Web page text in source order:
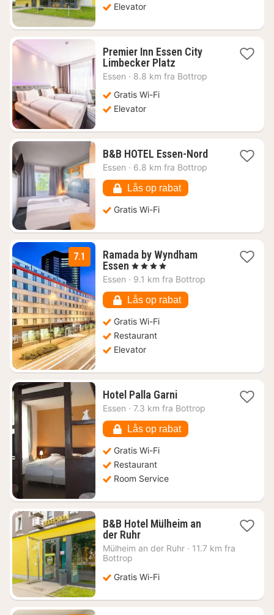
Elevator
Premier Inn Essen City
Limbecker Platz1
nat
Essen · 8.8 km fra Bottrop
Gratis Wi-Fi
Elevator
B&B HOTEL Essen-Nord1
Essen · 6.8 km fra Bottrop
Lås op rabat
Gratis Wi-Fi
7.1
Ramada by Wyndham
Essen 1
nat
359
kr.
, 4 Stjerner
Essen · 9.1 km fra Bottrop
Lås op rabat
Gratis Wi-Fi
Restaurant
Elevator
Hotel Palla Garni1
nat
344
kr.
Essen · 7.3 km fra Bottrop
Lås op rabat
Gratis Wi-Fi
Restaurant
Room Service
B&B Hotel Mülheim an
der Ruhr1
nat
kr.
Mülheim an der Ruhr · 11.7 km fra
Bottrop
Gratis Wi-Fi